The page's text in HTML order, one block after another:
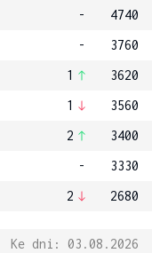
-
4740
-
3760
1
3620
1
3560
2
3400
-
3330
2 2680
Ke dni: 03.08.2026